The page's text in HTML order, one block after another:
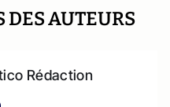
DES AUTEURS
Rédaction